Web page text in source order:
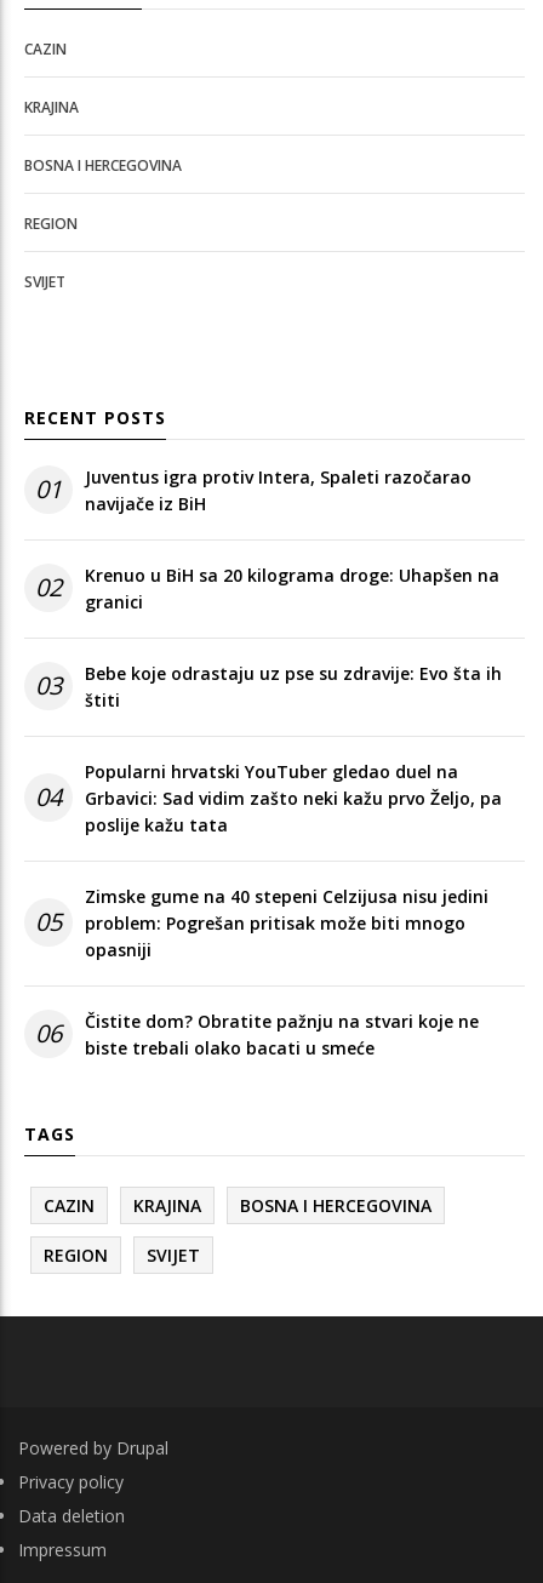
CAZIN
KRAJINA
BOSNA I HERCEGOVINA
REGION
SVIJET
RECENT POSTS
01
Juventus igra protiv Intera, Spaleti razočarao
navijače iz BiH
02
Krenuo u BiH sa 20 kilograma droge: Uhapšen na
granici
03
Bebe koje odrastaju uz pse su zdravije: Evo šta ih
štiti
04
Popularni hrvatski YouTuber gledao duel na
Grbavici: Sad vidim zašto neki kažu prvo Željo, pa
poslije kažu tata
05
Zimske gume na 40 stepeni Celzijusa nisu jedini
problem: Pogrešan pritisak može biti mnogo
opasniji
06
Čistite dom? Obratite pažnju na stvari koje ne
biste trebali olako bacati u smeće
TAGS
CAZIN KRAJINA BOSNA I HERCEGOVINA
REGION SVIJET
Powered by Drupal
FOOTER
Privacy policy
Data deletion
Impressum